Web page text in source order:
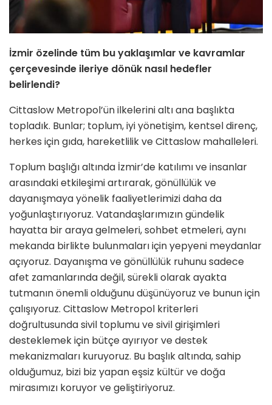
İzmir özelinde tüm bu yaklaşımlar ve kavramlar
çerçevesinde ileriye dönük nasıl hedefler
belirlendi?
Cittaslow Metropol’ün ilkelerini altı ana başlıkta
topladık. Bunlar; toplum, iyi yönetişim, kentsel direnç,
herkes için gıda, hareketlilik ve Cittaslow mahalleleri.
Toplum başlığı altında İzmir’de katılımı ve insanlar
arasındaki etkileşimi artırarak, gönüllülük ve
dayanışmaya yönelik faaliyetlerimizi daha da
yoğunlaştırıyoruz. Vatandaşlarımızın gündelik
hayatta bir araya gelmeleri, sohbet etmeleri, aynı
mekanda birlikte bulunmaları için yepyeni meydanlar
açıyoruz. Dayanışma ve gönüllülük ruhunu sadece
afet zamanlarında değil, sürekli olarak ayakta
tutmanın önemli olduğunu düşünüyoruz ve bunun için
çalışıyoruz. Cittaslow Metropol kriterleri
doğrultusunda sivil toplumu ve sivil girişimleri
desteklemek için bütçe ayırıyor ve destek
mekanizmaları kuruyoruz. Bu başlık altında, sahip
olduğumuz, bizi biz yapan eşsiz kültür ve doğa
mirasımızı koruyor ve geliştiriyoruz.